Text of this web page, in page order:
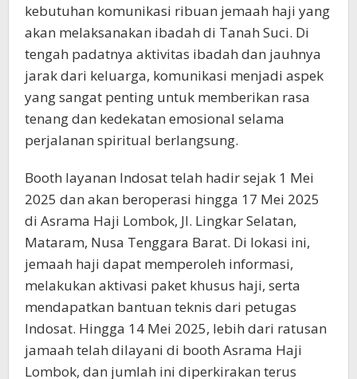
kebutuhan komunikasi ribuan jemaah haji yang
akan melaksanakan ibadah di Tanah Suci. Di
tengah padatnya aktivitas ibadah dan jauhnya
jarak dari keluarga, komunikasi menjadi aspek
yang sangat penting untuk memberikan rasa
tenang dan kedekatan emosional selama
perjalanan spiritual berlangsung.
Booth layanan Indosat telah hadir sejak 1 Mei
2025 dan akan beroperasi hingga 17 Mei 2025
di Asrama Haji Lombok, Jl. Lingkar Selatan,
Mataram, Nusa Tenggara Barat. Di lokasi ini,
jemaah haji dapat memperoleh informasi,
melakukan aktivasi paket khusus haji, serta
mendapatkan bantuan teknis dari petugas
Indosat. Hingga 14 Mei 2025, lebih dari ratusan
jamaah telah dilayani di booth Asrama Haji
Lombok, dan jumlah ini diperkirakan terus